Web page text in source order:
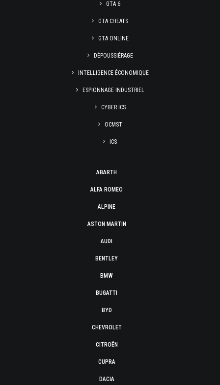
GTA 6
GTA CHEATS
GTA ONLINE
DÉPOUSSIÉRAGE
INTELLIGENCE ÉCONOMIQUE
ESPIONNAGE INDUSTRIEL
CYBER ICS
OCMST
ICS
ABARTH
ALFA ROMEO
ALPINE
ASTON MARTIN
AUDI
BENTLEY
BMW
BUGATTI
BYD
CHEVROLET
CITROËN
CUPRA
DACIA